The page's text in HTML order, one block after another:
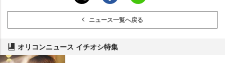
ニュース一覧へ戻る
オリコンニュース イチオシ特集